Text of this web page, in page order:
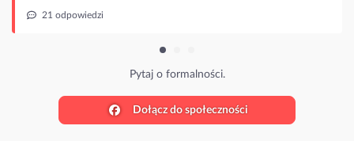
21 odpowiedzi
Pytaj o formalności.
Dołącz do społeczności